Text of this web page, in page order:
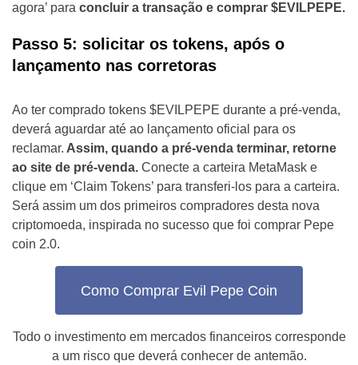
agora’ para concluir a transação e comprar $EVILPEPE.
Passo 5: solicitar os tokens, após o
lançamento nas corretoras
Ao ter comprado tokens $EVILPEPE durante a pré-venda,
deverá aguardar até ao lançamento oficial para os
reclamar. Assim, quando a pré-venda terminar, retorne
ao site de pré-venda. Conecte a carteira MetaMask e
clique em ‘Claim Tokens’ para transferi-los para a carteira.
Será assim um dos primeiros compradores desta nova
criptomoeda, inspirada no sucesso que foi comprar Pepe
coin 2.0.
Como Comprar Evil Pepe Coin
Todo o investimento em mercados financeiros corresponde
a um risco que deverá conhecer de antemão.